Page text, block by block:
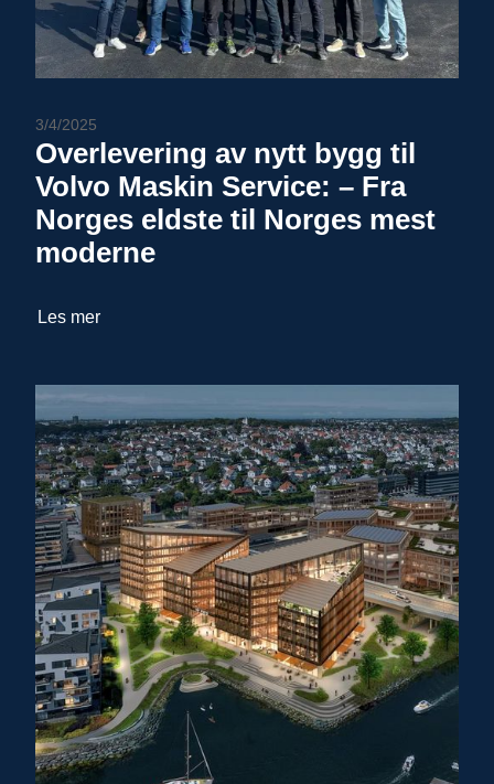
3/4/2025
Overlevering av nytt bygg til
Volvo Maskin Service: – Fra
Norges eldste til Norges mest
moderne
Les mer